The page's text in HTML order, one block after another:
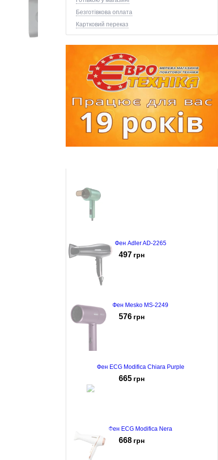
Безготівкова оплата
Картковий переказ
Фен Adler AD-2265
497 грн
Фен Mesko MS-2249
576 грн
Фен ECG Modifica Chiara Purple
665 грн
Фен ECG Modifica Nera
668 грн